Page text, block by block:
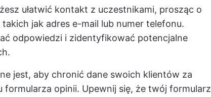
ułatwić kontakt z uczestnikami, prosząc o
jak adres e-mail lub numer telefonu.
odpowiedzi i zidentyfikować potencjalne
jest, aby chronić dane swoich klientów za
formularza opinii. Upewnij się, że twój formularz